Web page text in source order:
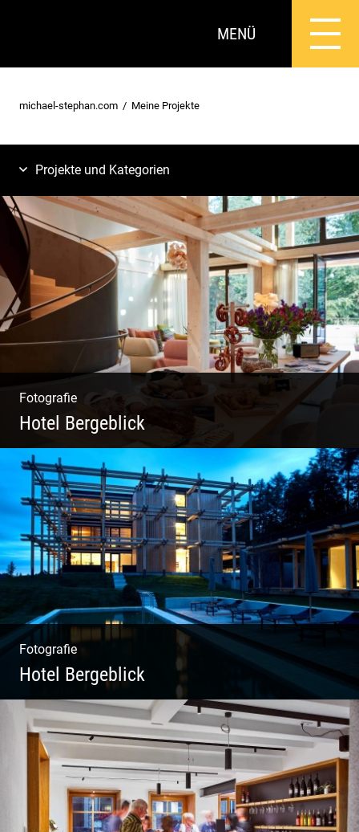
MENÜ
michael-stephan.com Meine Projekte
Projekte und Kategorien
Fotografie
Hotel Bergeblick
Zweites Shooting für das Designhotel in Bad
Tölz
Fotografie
Hotel Bergeblick
Wunderbare Architektur, außergewöhnliches
Design – eine Oase der Ruhe und
Entspannung. Ausgedehnte Fotostrecke